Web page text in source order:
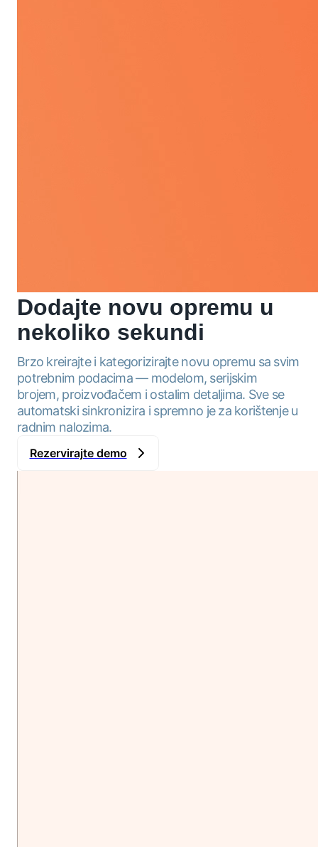
Dodajte novu opremu u
nekoliko sekundi
Brzo kreirajte i kategorizirajte novu opremu sa svim
potrebnim podacima — modelom, serijskim
brojem, proizvođačem i ostalim detaljima. Sve se
automatski sinkronizira i spremno je za korištenje u
radnim nalozima.
Rezervirajte demo